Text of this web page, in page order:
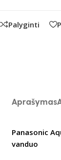
Palyginti
Aprašymas
Panasonic
vanduo